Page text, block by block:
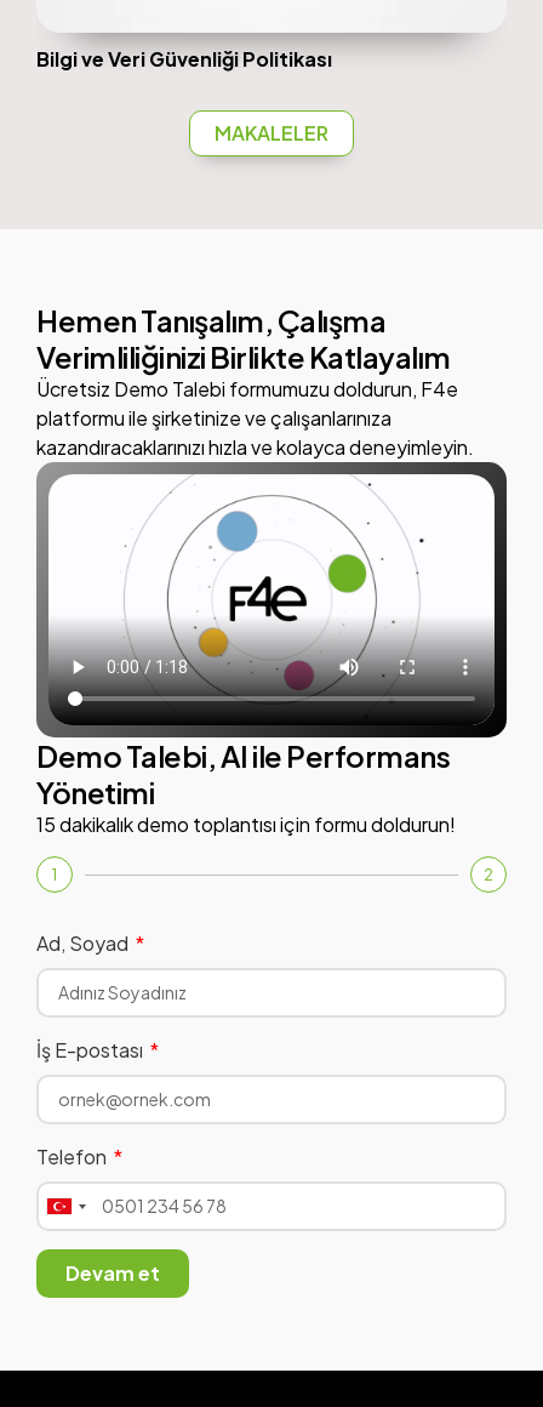
Bilgi ve Veri Güvenliği Politikası
MAKALELER
Hemen Tanışalım, Çalışma
Verimliliğinizi Birlikte Katlayalım
Ücretsiz Demo Talebi formumuzu doldurun, F4e
platformu ile şirketinize ve çalışanlarınıza
kazandıracaklarınızı hızla ve kolayca deneyimleyin.
Demo Talebi, AI ile Performans
Yönetimi
15 dakikalık demo toplantısı için formu doldurun!
1 2
Ad, Soyad
İş E-postası
Telefon
Turkey
Devam et